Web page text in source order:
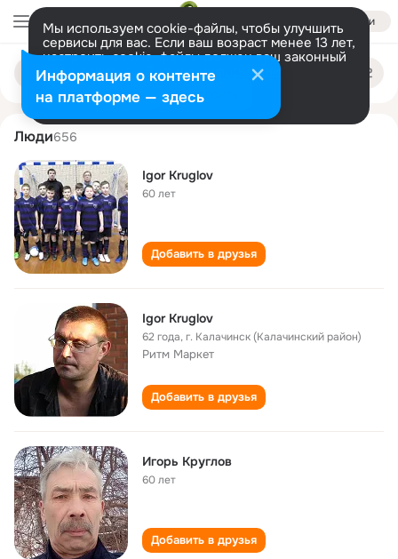
Войти
Мы используем cookie-файлы, чтобы улучшить
сервисы для вас. Если ваш возраст менее 13 лет,
настроить cookie-файлы должен ваш законный
представитель. Больше информации
Разрешить все Настроить
Поиск
людям
igor kruglov
Люди656
Igor Kruglov
60 лет
Добавить в друзья
Igor Kruglov
62 года,г. Калачинск (Калачинский район)
Ритм Маркет
Добавить в друзья
Игорь Круглов
60 лет
Добавить в друзья
Информация о контенте
на платформе — здесь